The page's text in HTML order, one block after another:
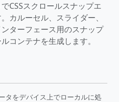
CSSスクロールスナップエ
カルーセル、スライダー、
ターフェース用のスナップ
コンテナを生成します。
タをデバイス上でローカルに処